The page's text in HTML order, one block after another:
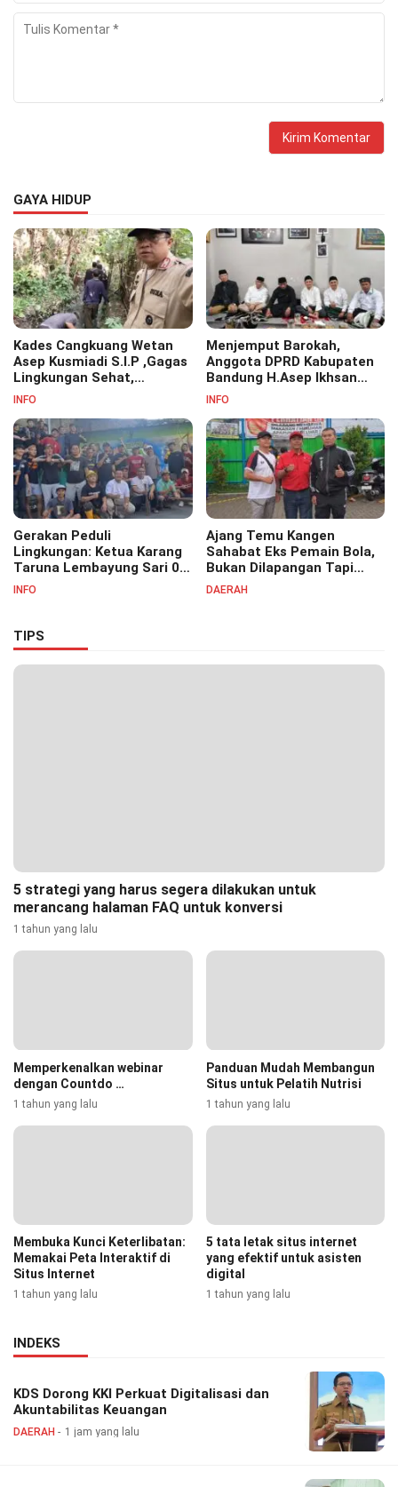
GAYA HIDUP
Kades Cangkuang Wetan
Asep Kusmiadi S.I.P ,Gagas
Lingkungan Sehat,
Bersihkan Saluran Air di RW
INFO
Menjemput Barokah,
Anggota DPRD Kabupaten
Bandung H.Asep Ikhsan
S.Pd.M.M Hadiri Haul Akbar
Pesantren Cipasung.
INFO
Gerakan Peduli
Lingkungan: Ketua Karang
Taruna Lembayung Sari 09
Irvan Permana Ajak
INFO
Ajang Temu Kangen
Sahabat Eks Pemain Bola,
Bukan Dilapangan Tapi
Ditongkrongan
DAERAH
TIPS
5 strategi yang harus segera dilakukan untuk
merancang halaman FAQ untuk konversi
1 tahun yang lalu
Memperkenalkan webinar
dengan Countdo …
1 tahun yang lalu
Panduan Mudah Membangun
Situs untuk Pelatih Nutrisi
1 tahun yang lalu
Membuka Kunci Keterlibatan:
Memakai Peta Interaktif di
Situs Internet
1 tahun yang lalu
5 tata letak situs internet
yang efektif untuk asisten
digital
1 tahun yang lalu
INDEKS
KDS Dorong KKI Perkuat Digitalisasi dan
Akuntabilitas Keuangan
DAERAH 1 jam yang lalu